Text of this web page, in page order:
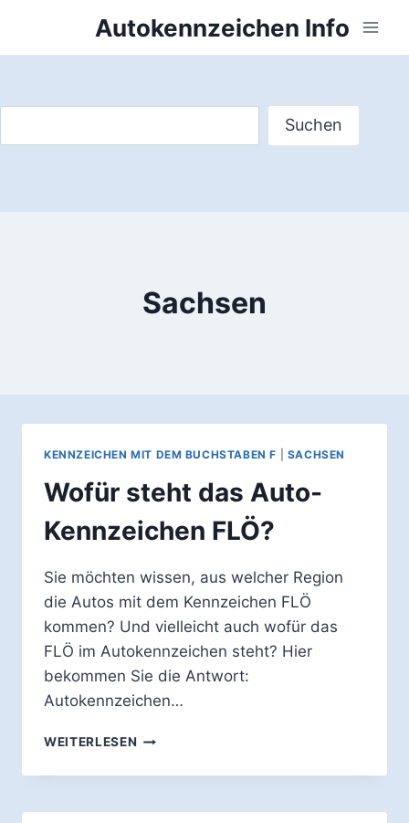
springen
Autokennzeichen Info
Suchen
Sachsen
KENNZEICHEN MIT DEM BUCHSTABEN F SACHSEN
Wofür steht das Auto-
Kennzeichen FLÖ?
Sie möchten wissen, aus welcher Region
die Autos mit dem Kennzeichen FLÖ
kommen? Und vielleicht auch wofür das
FLÖ im Autokennzeichen steht? Hier
bekommen Sie die Antwort:
Autokennzeichen…
WEITERLESEN WOFÜR
DAS
KENNZEICHEN